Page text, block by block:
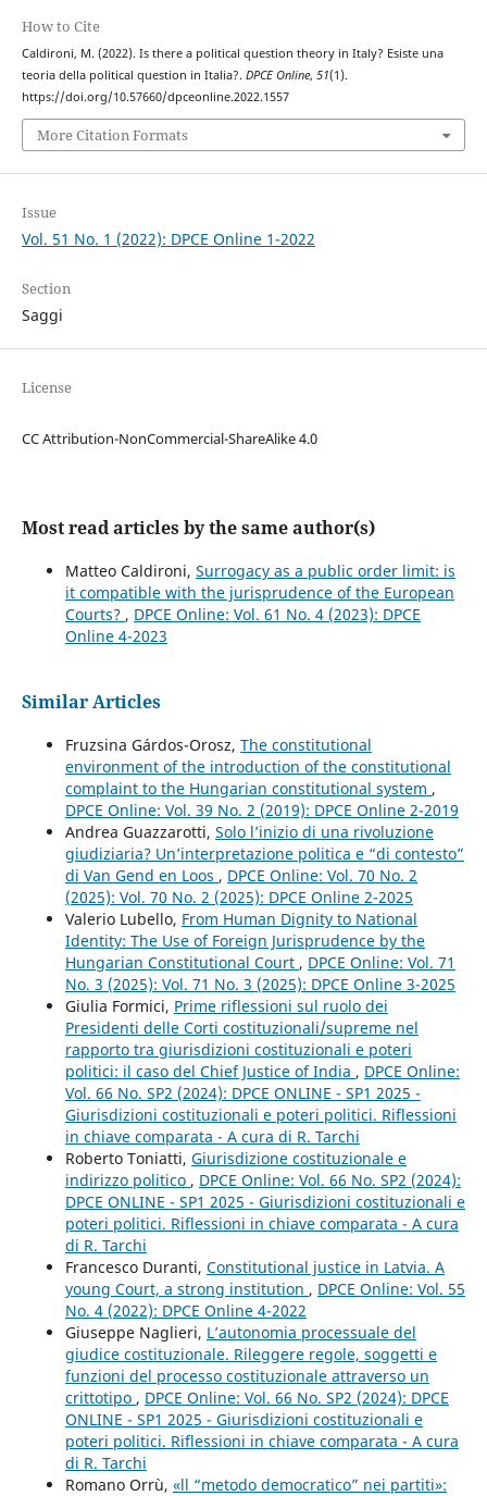
How to Cite
Caldironi, M. (2022). Is there a political question theory in Italy? Esiste una
teoria della political question in Italia?. DPCE Online, 51(1).
https://doi.org/10.57660/dpceonline.2022.1557
More Citation Formats
Issue
Vol. 51 No. 1 (2022): DPCE Online 1-2022
Section
Saggi
License
CC Attribution-NonCommercial-ShareAlike 4.0
Most read articles by the same author(s)
Matteo Caldironi, Surrogacy as a public order limit: is
it compatible with the jurisprudence of the European
Courts? , DPCE Online: Vol. 61 No. 4 (2023): DPCE
Online 4-2023
Similar Articles
Fruzsina Gárdos-Orosz, The constitutional
environment of the introduction of the constitutional
complaint to the Hungarian constitutional system ,
DPCE Online: Vol. 39 No. 2 (2019): DPCE Online 2-2019
Andrea Guazzarotti, Solo l’inizio di una rivoluzione
giudiziaria? Un’interpretazione politica e “di contesto”
di Van Gend en Loos , DPCE Online: Vol. 70 No. 2
(2025): Vol. 70 No. 2 (2025): DPCE Online 2-2025
Valerio Lubello, From Human Dignity to National
Identity: The Use of Foreign Jurisprudence by the
Hungarian Constitutional Court , DPCE Online: Vol. 71
No. 3 (2025): Vol. 71 No. 3 (2025): DPCE Online 3-2025
Giulia Formici, Prime riflessioni sul ruolo dei
Presidenti delle Corti costituzionali/supreme nel
rapporto tra giurisdizioni costituzionali e poteri
politici: il caso del Chief Justice of India , DPCE Online:
Vol. 66 No. SP2 (2024): DPCE ONLINE - SP1 2025 -
Giurisdizioni costituzionali e poteri politici. Riflessioni
in chiave comparata - A cura di R. Tarchi
Roberto Toniatti, Giurisdizione costituzionale e
indirizzo politico , DPCE Online: Vol. 66 No. SP2 (2024):
DPCE ONLINE - SP1 2025 - Giurisdizioni costituzionali e
poteri politici. Riflessioni in chiave comparata - A cura
di R. Tarchi
Francesco Duranti, Constitutional justice in Latvia. A
young Court, a strong institution , DPCE Online: Vol. 55
No. 4 (2022): DPCE Online 4-2022
Giuseppe Naglieri, L’autonomia processuale del
giudice costituzionale. Rileggere regole, soggetti e
funzioni del processo costituzionale attraverso un
crittotipo , DPCE Online: Vol. 66 No. SP2 (2024): DPCE
ONLINE - SP1 2025 - Giurisdizioni costituzionali e
poteri politici. Riflessioni in chiave comparata - A cura
di R. Tarchi
Romano Orrù, «ll “metodo democratico” nei partiti»: